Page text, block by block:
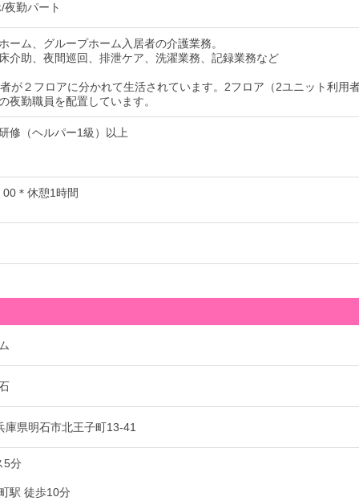
夜勤パート
ーム、グループホーム入居者の介護業務。
介助、夜間巡回、排泄ケア、洗濯業務、記録業務など
が２フロアに分かれて生活されています。2フロア（2ユニット利用
夜勤職員を配置しています。
修（ヘルパー1級）以上
＊休憩1時間
庫県明石市北王子町13-41
5分
駅 徒歩10分